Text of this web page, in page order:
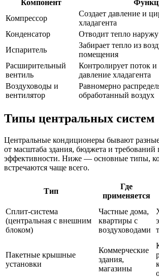
Компонент
Компрессор
Создает давление и
хладагента
Конденсатор
Отводит тепло наружу
Испаритель
Забирает тепло из
помещения
Расширительный
вентиль
Контролирует поток
давление хладагента
Воздуховоды и
вентилятор
Равномерно
обработанный воздух
Типы центральных систем
Центральные кондиционеры бывают
от масштаба здания, бюджета и требований
эффективности. Ниже — основные типы,
встречаются чаще всего.
Тип
Где
применяется
Сплит-система
(центральная с внешним
блоком)
Частные дома,
квартиры с
воздуховодами
Пакетные крышные
установки
Коммерческие
здания,
магазины